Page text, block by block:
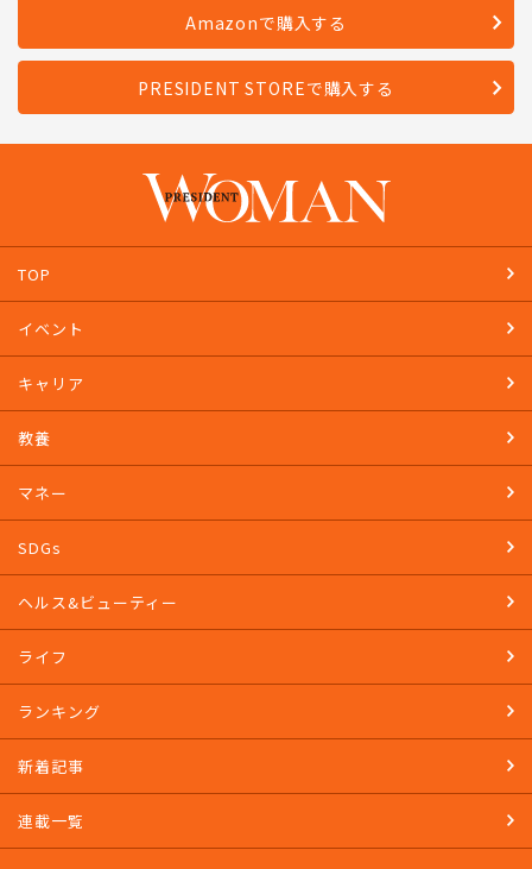
Amazonで購入する
PRESIDENT STOREで購入する
TOP
イベント
キャリア
教養
マネー
SDGs
ヘルス&ビューティー
ライフ
ランキング
新着記事
連載一覧